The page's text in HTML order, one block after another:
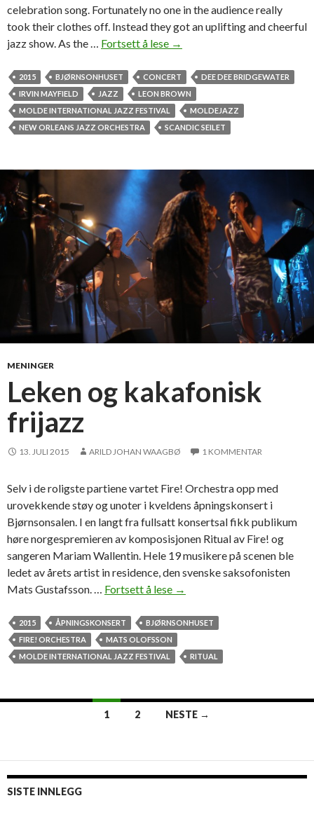
o
s
e
e
a
celebration song. Fortunately no one in the audience really
took their clothes off. Instead they got an uplifting and cheerful
jazz show. As the … Fortsett å lese A
i
e
e
N
e
w
O
a
n
a
o
e
z
z
→
2015 BJØRNSONHUSET CONCERT
DEE DEE BRIDGEWATER
IRVIN MAYFIELD
JAZZ
LEON BROWN
MOLDE INTERNATIONAL JAZZ FESTIVAL
MOLDEJAZZ
NEW ORLEANS JAZZ ORCHESTRA
SCANDIC SEILET
MENINGER
Leken og kakafonisk
frijazz
13. JULI 2015 ARILD JOHAN WAAGBØ 1 KOMMENTAR
Selv i de roligste partiene vartet Fire! Orchestra opp med
urovekkende støy og unoter i kveldens åpningskonsert i
Bjørnsonsalen. I en langt fra fullsatt konsertsal fikk publikum
høre norgespremieren av komposisjonen Ritual av Fire! og
sangeren Mariam Wallentin. Hele 19 musikere på scenen ble
ledet av årets artist in residence, den svenske saksofonisten
Mats Gustafsson. … Fortsett å lese L
k
n
k
a
f
→
2015 ÅPNINGSKONSERT
BJØRNSONHUSET
FIRE! ORCHESTRA
MATS OLOFSSON
MOLDE INTERNATIONAL JAZZ FESTIVAL
RITUAL
1 2 NESTE →
SISTE INNLEGG